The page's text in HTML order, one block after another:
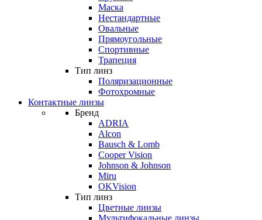
Маска
Нестандартные
Овальные
Прямоугольные
Спортивные
Трапеция
Тип линз
Поляризационные
Фотохромные
Контактные линзы
Бренд
ADRIA
Alcon
Bausch & Lomb
Cooper Vision
Johnson & Johnson
Miru
OKVision
Тип линз
Цветные линзы
Мультифокальные линзы